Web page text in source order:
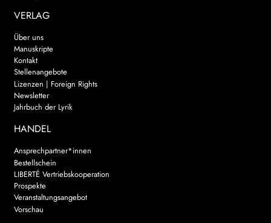
VERLAG
Über uns
Manuskripte
Kontakt
Stellenangebote
Lizenzen | Foreign Rights
Newsletter
Jahrbuch der Lyrik
HANDEL
Ansprechpartner*innen
Bestellschein
LIBERTÉ Vertriebskooperation
Prospekte
Veranstaltungsangebot
Vorschau